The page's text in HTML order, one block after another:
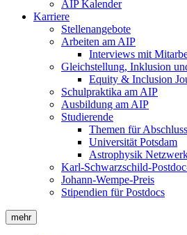
AIP Kalender
Karriere
Stellenangebote
Arbeiten am AIP
Interviews mit
Gleichstellung, Inklusion
Equity & Inclusion
Schulpraktika am AIP
Ausbildung am AIP
Studierende
Themen für
Universität Potsdam
Astrophysik
Karl-Schwarzschild-
Johann-Wempe-Preis
Stipendien für Postdocs
mehr